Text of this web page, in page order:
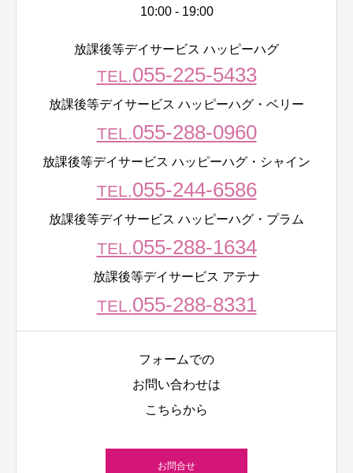
10:00 - 19:00
放課後等デイサービス ハッピーハグ
TEL.055-225-5433
放課後等デイサービス ハッピーハグ・ベリー
TEL.055-288-0960
放課後等デイサービス ハッピーハグ・シャイン
TEL.055-244-6586
放課後等デイサービス ハッピーハグ・プラム
TEL.055-288-1634
放課後等デイサービス アテナ
TEL.055-288-8331
フォームでの
お問い合わせは
こちらから
お問合せ